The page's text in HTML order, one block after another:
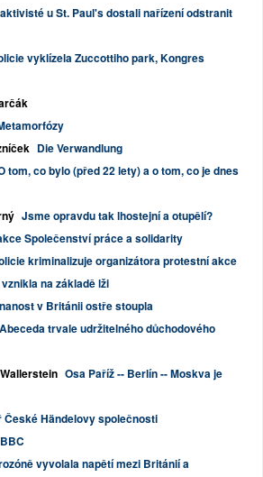
u St. Paul's dostali nařízení odstranit
vyklízela Zuccottiho park, Kongres
Die Verwandlung
tom, co bylo (před 22 lety) a o tom, co je dnes
Jsme opravdu tak lhostejní a otupělí?
Společenství práce a solidarity
kriminalizuje organizátora protestní akce
na základě lži
v Británii ostře stoupla
Abeceda trvale udržitelného důchodového
Osa Paříž -- Berlín -- Moskva je
České Händelovy společnosti
vyvolala napětí mezi Británií a